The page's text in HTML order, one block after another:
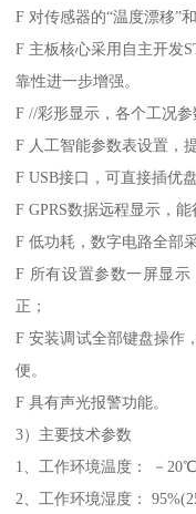
F 对传感器的“温度漂移”
F 主板核心采用自主开发
靠性进一步增强。
F //彩形显示，各个工况
F 人工智能参数表设置，
F USB接口，可直接插优
F GPRS数据远程显示，
F 低功耗，数字电路全部
F 所有设置参数一屏显
正；
F 安装调试全部键盘操作
便。
F 具有声光报警功能。
3）主要技术参数
1、工作环境温度： －
2、工作环境湿度：